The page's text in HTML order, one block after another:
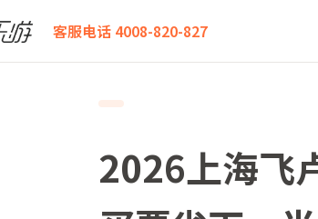
客服电话 4008-820-827
2026上海飞卢塞恩商务舱购买白皮书：这样买票省下一
2026上海飞